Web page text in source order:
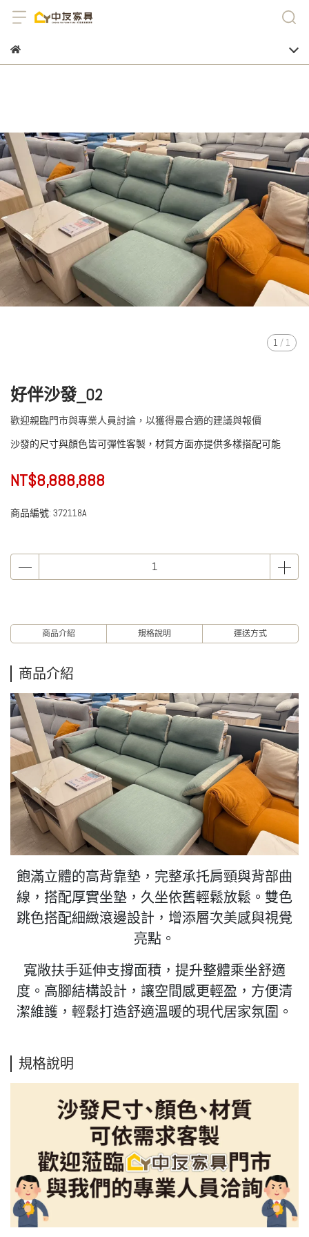
1 / 1
好伴沙發_02
歡迎親臨門市與專業人員討論，以獲得最合適的建議與報價
沙發的尺寸與顏色皆可彈性客製，材質方面亦提供多樣搭配可能
NT$8,888,888
商品編號: 372118A
商品介紹 規格說明 運送方式
商品介紹
飽滿立體的高背靠墊，完整承托肩頸與背部曲
線，搭配厚實坐墊，久坐依舊輕鬆放鬆。雙色
跳色搭配細緻滾邊設計，增添層次美感與視覺
亮點。
寬敞扶手延伸支撐面積，提升整體乘坐舒適
度。高腳結構設計，讓空間感更輕盈，方便清
潔維護，輕鬆打造舒適溫暖的現代居家氛圍。
規格說明